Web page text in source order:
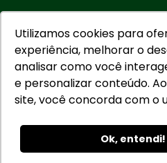
Utilizamos cookies para
experiência, melhorar o
analisar como você
e personalizar conteúdo.
site, você concorda com o
Ok, entendi!